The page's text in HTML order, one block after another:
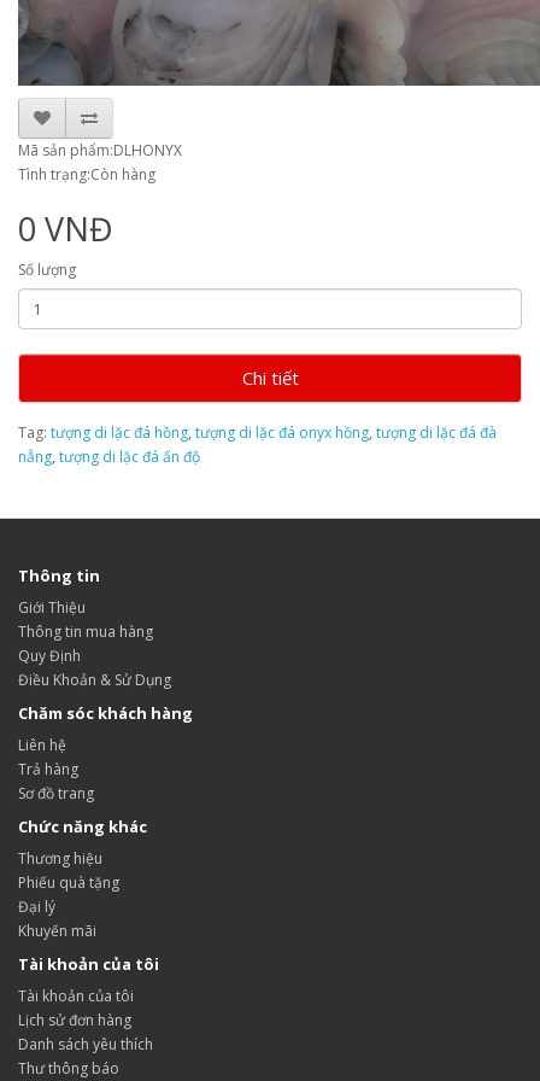
Mã sản phẩm:DLHONYX
Tình trạng:Còn hàng
0 VNĐ
Số lượng
Chi tiết
Tag: tượng di lặc đá hồng, tượng di lặc đá onyx hồng, tượng di lặc đá đà
nẵng, tượng di lặc đá ấn độ
Thông tin
Giới Thiệu
Thông tin mua hàng
Quy Định
Điều Khoản & Sử Dụng
Chăm sóc khách hàng
Liên hệ
Trả hàng
Sơ đồ trang
Chức năng khác
Thương hiệu
Phiếu quà tặng
Đại lý
Khuyến mãi
Tài khoản của tôi
Tài khoản của tôi
Lịch sử đơn hàng
Danh sách yêu thích
Thư thông báo